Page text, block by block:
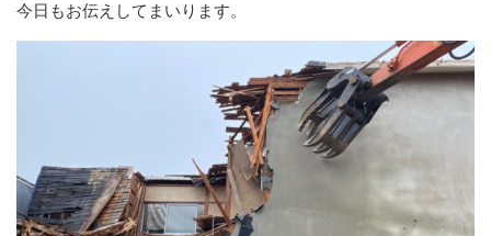
今日もお伝えしてまいります。